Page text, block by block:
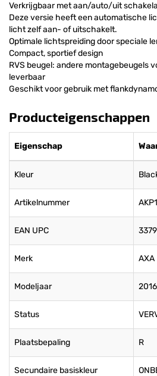
Verkrijgbaar met aan/auto/uit
Deze versie heeft een automatische
licht zelf aan- of uitschakelt.
Optimale lichtspreiding door speciale
Compact, sportief design
RVS beugel: andere montagebeugels
leverbaar
Geschikt voor gebruik met
Producteigenschappen
Eigenschap
Kleur
Artikelnummer
EAN UPC
Merk AXA
Modeljaar 2016
Status
Plaatsbepaling R
Secundaire basiskleur